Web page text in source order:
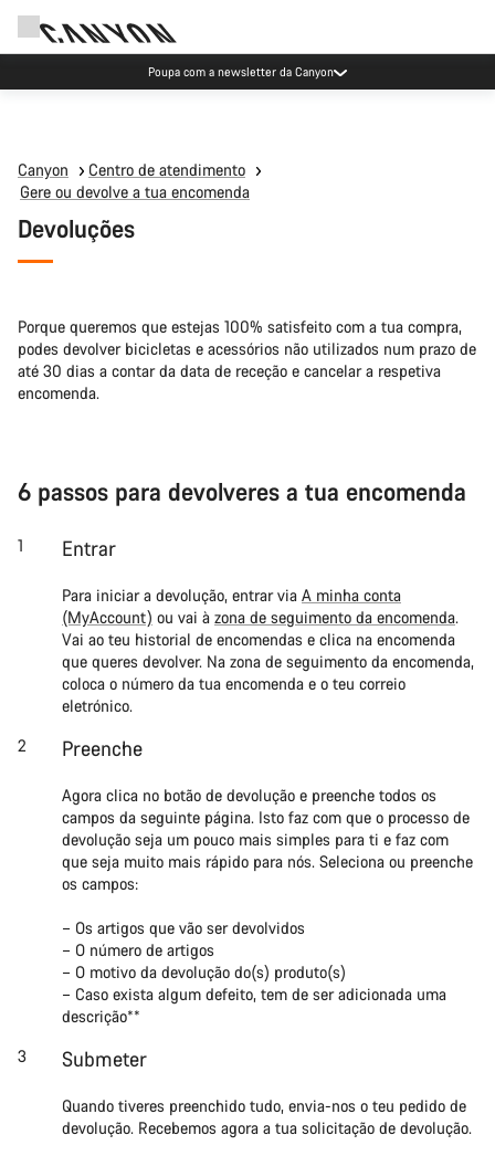
Poupa com a newsletter da Canyon
Canyon
Centro de atendimento
Gere ou devolve a tua encomenda
Devoluções
Porque queremos que estejas 100% satisfeito com a tua compra,
podes devolver bicicletas e acessórios não utilizados num prazo de
até 30 dias a contar da data de receção e cancelar a respetiva
encomenda.
6 passos para devolveres a tua encomenda
Entrar
Para iniciar a devolução, entrar via A minha conta
(MyAccount) ou vai à zona de seguimento da encomenda.
Vai ao teu historial de encomendas e clica na encomenda
que queres devolver. Na zona de seguimento da encomenda,
coloca o número da tua encomenda e o teu correio
eletrónico.
Preenche
Agora clica no botão de devolução e preenche todos os
campos da seguinte página. Isto faz com que o processo de
devolução seja um pouco mais simples para ti e faz com
que seja muito mais rápido para nós. Seleciona ou preenche
os campos:
– Os artigos que vão ser devolvidos
– O número de artigos
– O motivo da devolução do(s) produto(s)
– Caso exista algum defeito, tem de ser adicionada uma
descrição**
Submeter
Quando tiveres preenchido tudo, envia-nos o teu pedido de
devolução. Recebemos agora a tua solicitação de devolução.